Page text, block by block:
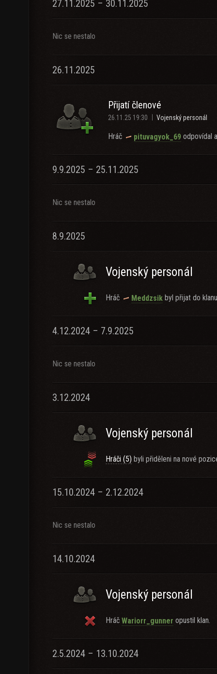
27.11.2025 – 30.11.2025
Nic se nestalo
26.11.2025
Přijatí členové
26.11.25 19:30 Vojenský personál
Hráč pituvagyok_69 odpovídal
9.9.2025 – 25.11.2025
Nic se nestalo
8.9.2025
Vojenský personál
Hráč Meddzsik byl přijat do
4.12.2024 – 7.9.2025
Nic se nestalo
3.12.2024
Vojenský personál
Hráči (5) byli přiděleni na nové
15.10.2024 – 2.12.2024
Nic se nestalo
14.10.2024
Vojenský personál
Hráč Wariorr_gunner opustil klan.
2.5.2024 – 13.10.2024